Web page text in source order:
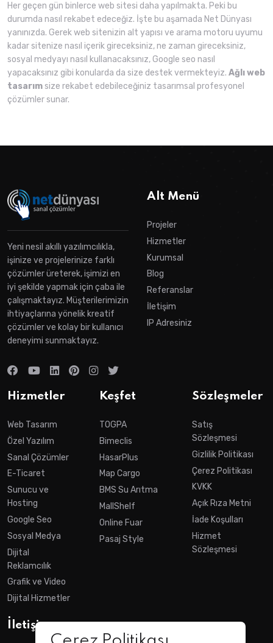
Her geçen gün binlerce web sitesi daha yapılmakta. Peki bu
durumda nasıl rekabet edeceğiz. İşte bu aşamada Net Dünyası
yanınızda. Gerek web sitenizin alt yapısı ve arama motoru uyumu
kadar sitenize nasıl içerik gireceksiniz, ne zaman gireceksiniz,
sosyal medyayı nasıl kullanacaksınız, Google seo nasıl
yapacaksınız gibi konularda da size destek vermekteyiz. Ağlı web
tasarımsize rekabet edebileceğiniz tasarımsal profesyonel
çözümler sunar.
Yeni nesil akıllı yazılımcılıkla,
işinize ve projelerinize farklı
çözümler üreterek, işimizi en
iyi şekilde yapmak için çaba ile
çalışmaktayız. Müşterilerimizin
ihtiyaçlarına yönelik kreatif
çözümler ve kolay bir kullanıcı
deneyimi sunmaktayız.
Alt Menü
Projeler
Hizmetler
Kurumsal
Blog
Referanslar
İletişim
IP Adresiniz
Hizmetler
Web Tasarım
Özel Yazılım
Sanal Çözümler
E-Ticaret
Sunucu ve
Hosting
Google Seo
Sosyal Medya
Dijital
Reklamcılık
Grafik ve Video
Dijital Hizmetler
Keşfet
TOGPA
Bimeclis
HasarPlus
Map Cargo
BMS Su Arıtma
MallShelf
Online Fuar
Pasaj Style
Sözleşmeler
Satış
Sözleşmesi
Gizlilik Politikası
Çerez Politikası
KVKK
Açık Rıza Metni
İade Koşulları
Hizmet
Sözleşmesi
İletişim